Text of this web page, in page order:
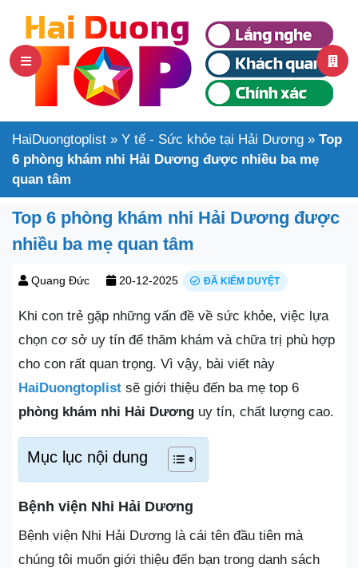
HaiDuongtoplist » Y tế - Sức khỏe tại Hải Dương » Top
6 phòng khám nhi Hải Dương được nhiều ba mẹ
quan tâm
Top 6 phòng khám nhi Hải Dương được
nhiều ba mẹ quan tâm
Quang Đức 20-12-2025 ĐÃ KIỂM DUYỆT
Khi con trẻ gặp những vấn đề về sức khỏe, việc lựa
chọn cơ sở uy tín để thăm khám và chữa trị phù hợp
cho con rất quan trọng. Vì vậy, bài viết này
HaiDuongtoplist sẽ giới thiệu đến ba mẹ top 6
phòng khám nhi Hải Dương uy tín, chất lượng cao.
Mục lục nội dung
Bệnh viện Nhi Hải Dương
Bệnh viện Nhi Hải Dương là cái tên đầu tiên mà
chúng tôi muốn giới thiệu đến bạn trong danh sách